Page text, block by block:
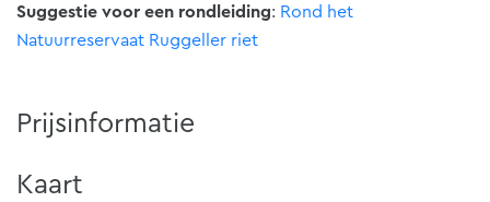
Suggestie voor een rondleiding: Rond het
Natuurreservaat Ruggeller riet
Prijsinformatie
Kaart